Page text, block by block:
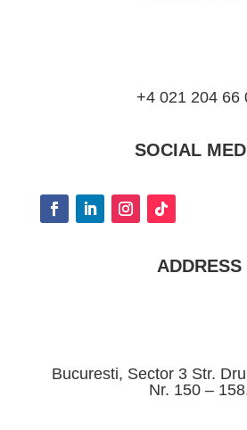
+4 021 204 66
SOCIAL
ADDRESS
Bucuresti, Sector 3 Str.
Nr. 150 –